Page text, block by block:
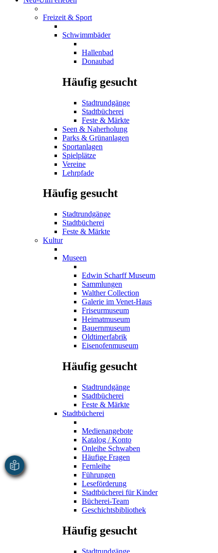
Freizeit & Sport
Schwimmbäder
Hallenbad
Donaubad
Häufig gesucht
Stadtrundgänge
Stadtbücherei
Feste & Märkte
Seen & Naherholung
Parks & Grünanlagen
Sportanlagen
Spielplätze
Vereine
Lehrpfade
Häufig gesucht
Stadtrundgänge
Stadtbücherei
Feste & Märkte
Kultur
Museen
Edwin Scharff Museum
Sammlungen
Walther Collection
Galerie im Venet-Haus
Friseurmuseum
Heimatmuseum
Bauernmuseum
Oldtimerfabrik
Eisenofenmuseum
Häufig gesucht
Stadtrundgänge
Stadtbücherei
Feste & Märkte
Stadtbücherei
Medienangebote
Katalog / Konto
Onleihe Schwaben
Häufige Fragen
Fernleihe
Führungen
Leseförderung
Stadtbücherei für Kinder
Bücherei-Team
Geschichtsbibliothek
Häufig gesucht
Stadtrundgänge